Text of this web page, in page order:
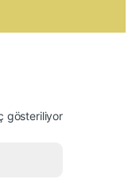
gösteriliyor